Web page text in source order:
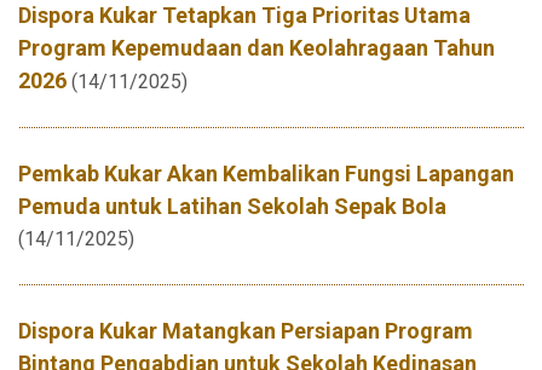
Dispora Kukar Tetapkan Tiga Prioritas Utama
Program Kepemudaan dan Keolahragaan Tahun
2026 (14/11/2025)
Pemkab Kukar Akan Kembalikan Fungsi Lapangan
Pemuda untuk Latihan Sekolah Sepak Bola
(14/11/2025)
Dispora Kukar Matangkan Persiapan Program
Bintang Pengabdian untuk Sekolah Kedinasan